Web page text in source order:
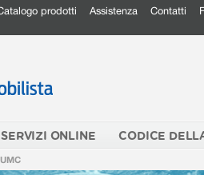
prodotti Assistenza Contatti
SERVIZI ONLINE CODICE